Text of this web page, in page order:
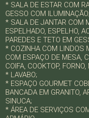
* SALA DE ESTAR COM
GESSO COM ILUMINAÇÃO;
* SALA DE JANTAR COM
ESPELHADO, ESPELHO,
PAREDES E TETO EM
* COZINHA COM LINDOS
COM ESPAÇO DE MESA,
COIFA, COOKTOP,
* LAVABO;
* ESPAÇO GOURMET
BANCADA EM GRANITO,
SINUCA;
* ÁREA DE SERVIÇOS